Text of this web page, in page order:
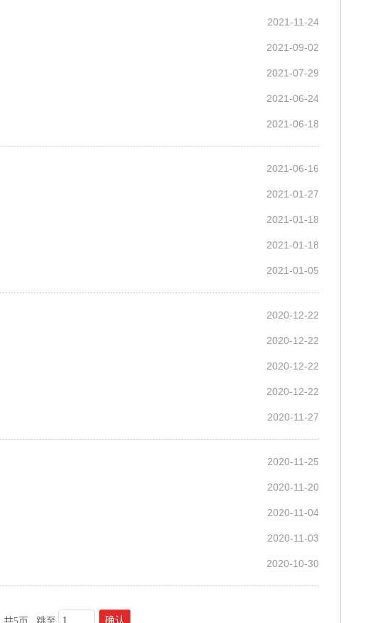
2021-11-24
2021-09-02
2021-07-29
2021-06-24
2021-06-18
2021-06-16
2021-01-27
2021-01-18
2021-01-18
2021-01-05
2020-12-22
2020-12-22
2020-12-22
2020-12-22
2020-11-27
2020-11-25
2020-11-20
2020-11-04
2020-11-03
2020-10-30
确认